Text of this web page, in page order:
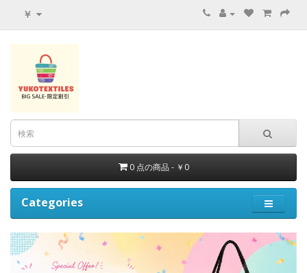
￥
0 点の商品 - ￥0
Categories